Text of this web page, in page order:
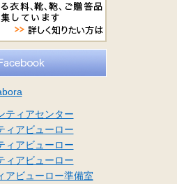
ティアセンター
ィアビューロー
ィアビューロー
ィアビューロー
アビューロー準備室